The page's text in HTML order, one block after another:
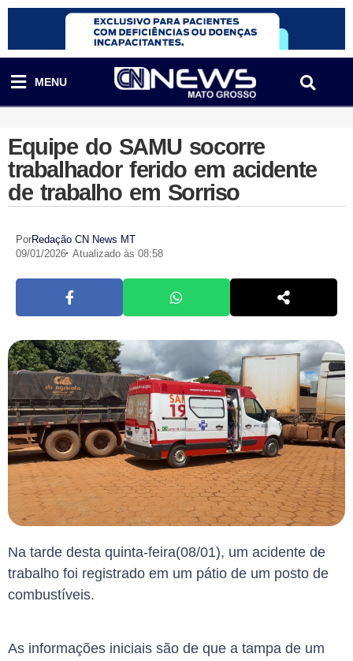
MENU
Equipe do SAMU socorre
trabalhador ferido em acidente
de trabalho em Sorriso
PorRedação CN News MT
09/01/2026 Atualizado às 08:58
Na tarde desta quinta-feira(08/01), um acidente de
trabalho foi registrado em um pátio de um posto de
combustíveis.
As informações iniciais são de que a tampa de um